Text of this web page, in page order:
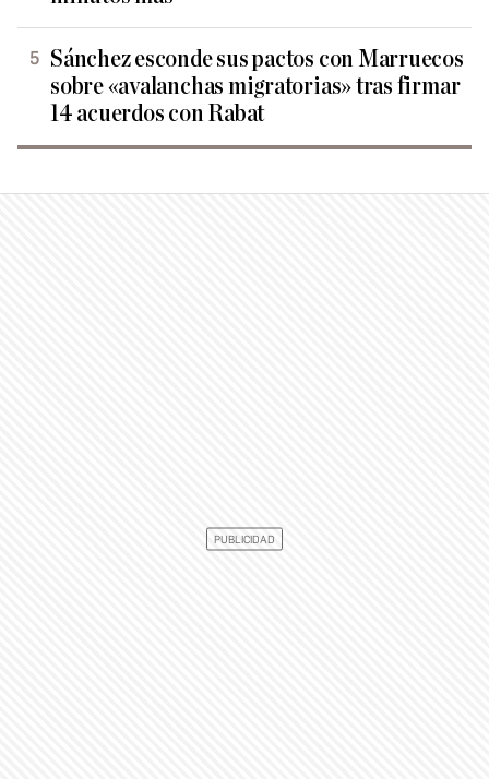
Sánchez esconde sus pactos con Marruecos
sobre «avalanchas migratorias» tras firmar
14 acuerdos con Rabat